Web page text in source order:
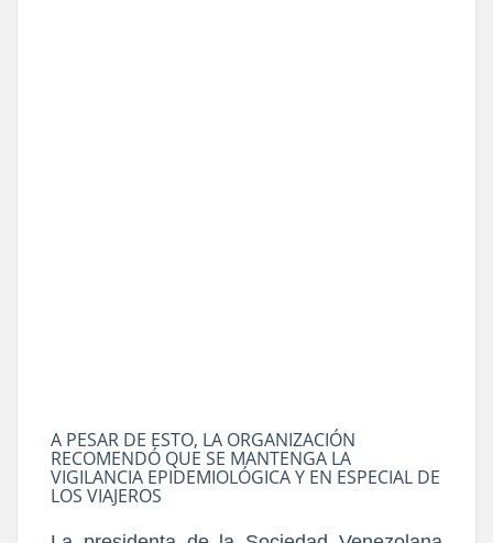
A PESAR DE ESTO, LA ORGANIZACIÓN
RECOMENDÓ QUE SE MANTENGA LA
VIGILANCIA EPIDEMIOLÓGICA Y EN ESPECIAL DE
LOS VIAJEROS